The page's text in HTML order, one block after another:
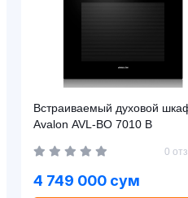
Встраиваемый духовой
Avalon AVL-BO 7010 В
0
4 749 000 сум